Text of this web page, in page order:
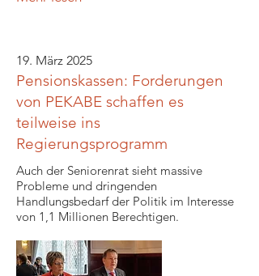
19. März 2025
Pensionskassen: Forderungen
von PEKABE schaffen es
teilweise ins
Regierungsprogramm
Auch der Seniorenrat sieht massive
Probleme und dringenden
Handlungsbedarf der Politik im Interesse
von 1,1 Millionen Berechtigen.